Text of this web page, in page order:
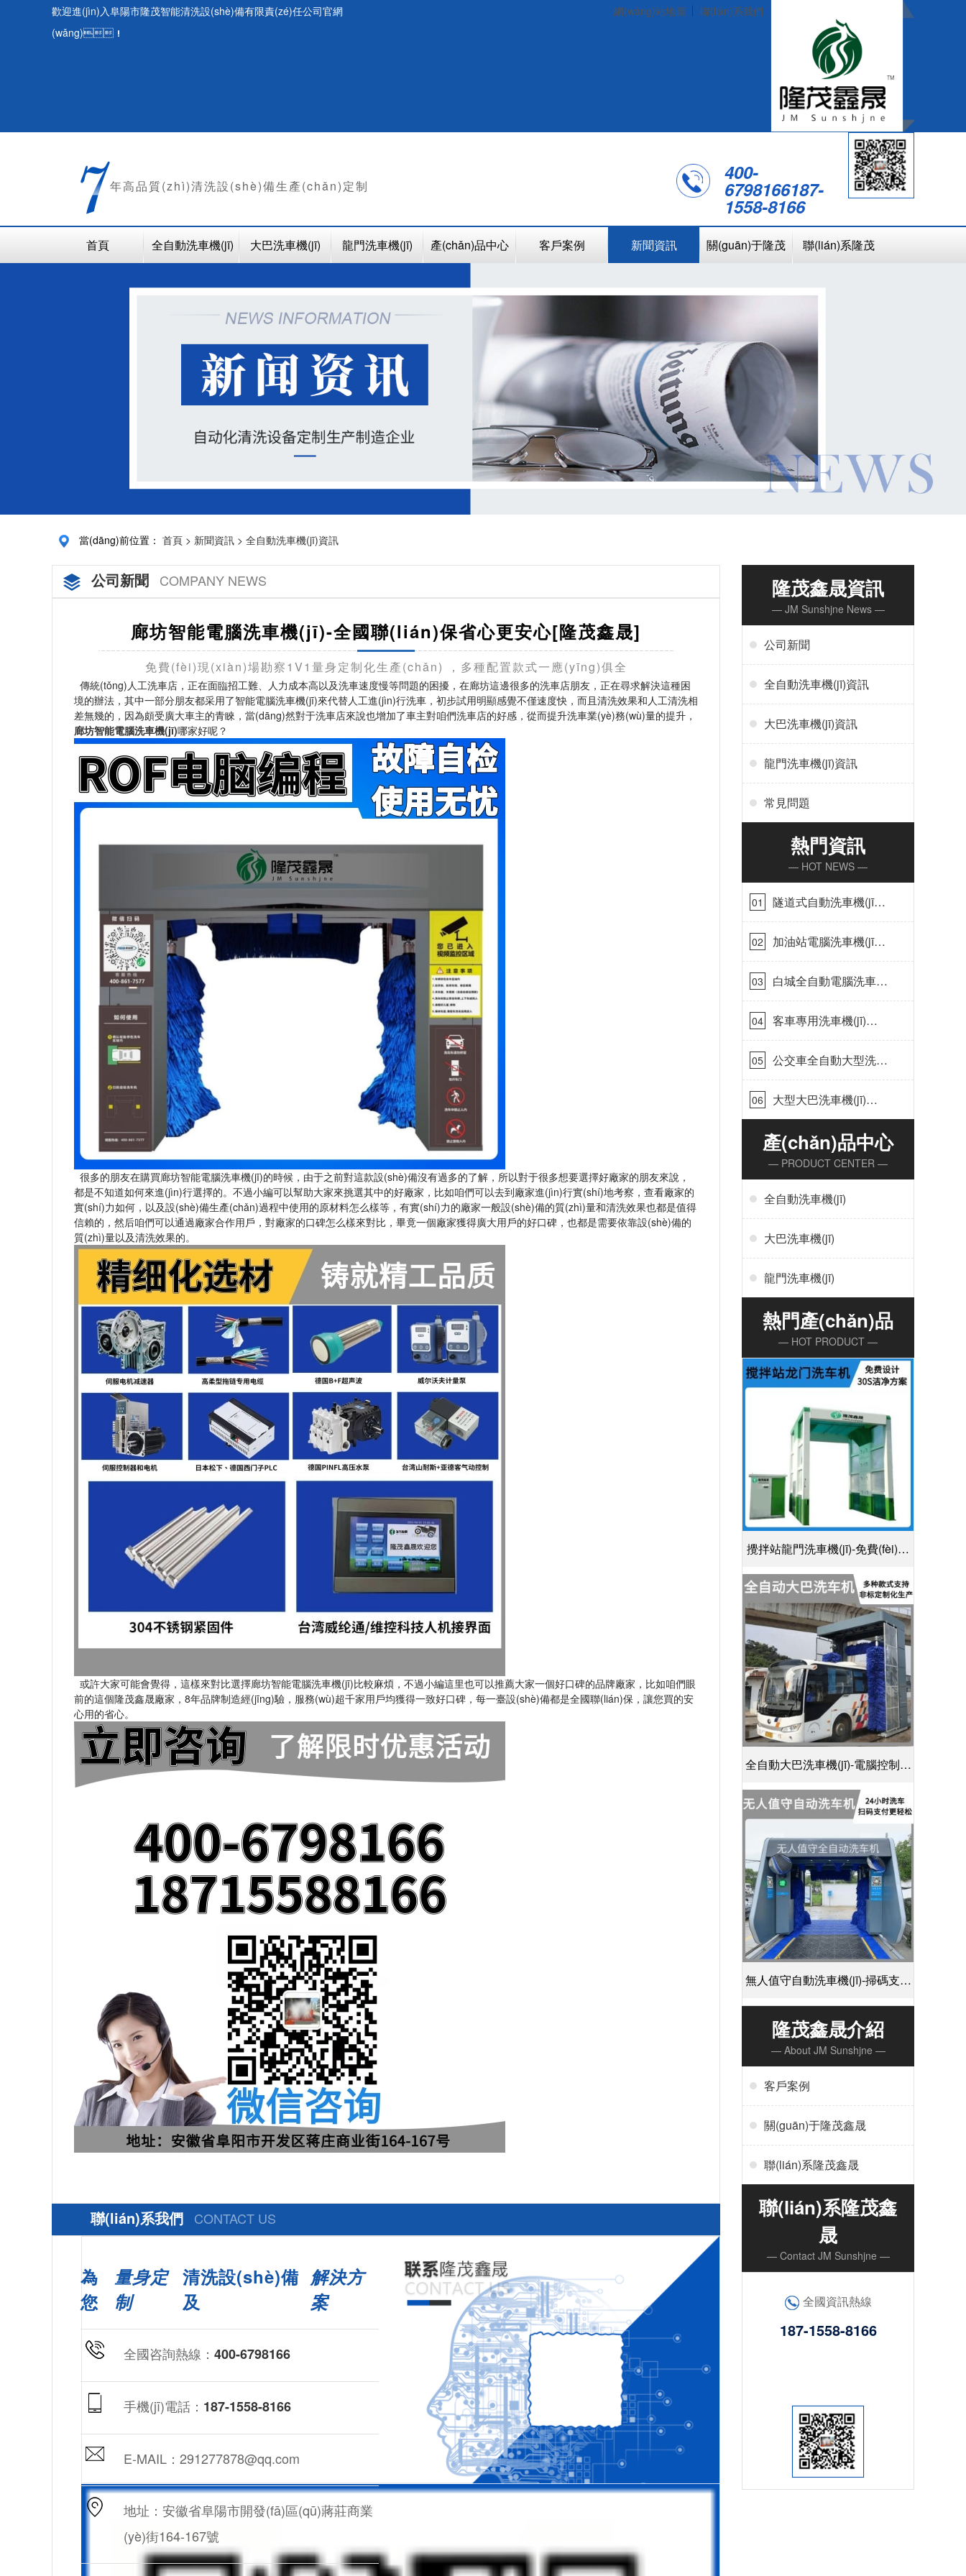
歡迎進(jìn)入阜陽市隆茂智能清洗設(shè)備有限責(zé)任公司官網
(wǎng)！
網(wǎng)站地圖 聯(lián)系我們
年高品質(zhì)清洗設(shè)備生產(chǎn)定制
400-
6798166187-
1558-8166
首頁 全自動洗車機(jī) 大巴洗車機(jī) 龍門洗車機(jī) 產(chǎn)品中心 客戶案例 新聞資訊 關(guān)于隆茂 聯(lián)系隆茂
當(dāng)前位置： 首頁 > 新聞資訊 > 全自動洗車機(jī)資訊
公司新聞 COMPANY NEWS
廊坊智能電腦洗車機(jī)-全國聯(lián)保省心更安心[隆茂鑫晟]
免費(fèi)現(xiàn)場勘察1V1量身定制化生產(chǎn)，多種配置款式一應(yīng)俱全
傳統(tǒng)人工洗車店，正在面臨招工難、人力成本高以及洗車速度慢等問題的困擾，在廊坊這邊很多的洗車店朋友，正在尋求解決這種困
境的辦法，其中一部分朋友都采用了智能電腦洗車機(jī)來代替人工進(jìn)行洗車，初步試用明顯感覺不僅速度快，而且清洗效果和人工清洗相
差無幾的，因為頗受廣大車主的青睞，當(dāng)然對于洗車店來說也增加了車主對咱們洗車店的好感，從而提升洗車業(yè)務(wù)量的提升，
廊坊智能電腦洗車機(jī)哪家好呢？
很多的朋友在購買廊坊智能電腦洗車機(jī)的時候，由于之前對這款設(shè)備沒有過多的了解，所以對于很多想要選擇好廠家的朋友來說，
都是不知道如何來進(jìn)行選擇的。不過小編可以幫助大家來挑選其中的好廠家，比如咱們可以去到廠家進(jìn)行實(shí)地考察，查看廠家的
實(shí)力如何，以及設(shè)備生產(chǎn)過程中使用的原材料怎么樣等，有實(shí)力的廠家一般設(shè)備的質(zhì)量和清洗效果也都是值得
信賴的，然后咱們可以通過廠家合作用戶，對廠家的口碑怎么樣來對比，畢竟一個廠家獲得廣大用戶的好口碑，也都是需要依靠設(shè)備的
質(zhì)量以及清洗效果的。
或許大家可能會覺得，這樣來對比選擇廊坊智能電腦洗車機(jī)比較麻煩，不過小編這里也可以推薦大家一個好口碑的品牌廠家，比如咱們眼
前的這個隆茂鑫晟廠家，8年品牌制造經(jīng)驗，服務(wù)超千家用戶均獲得一致好口碑，每一臺設(shè)備都是全國聯(lián)保，讓您買的安
心用的省心。
聯(lián)系我們 CONTACT US
為
您
量身定
制
清洗設(shè)備
及
解決方
案
全國咨詢熱線： 400-6798166
手機(jī)電話： 187-1558-8166
E-MAIL：291277878@qq.com
地址：安徽省阜陽市開發(fā)區(qū)蔣莊商業
(yè)街164-167號
隆茂鑫晟資訊
— JM Sunshjne News —
公司新聞
全自動洗車機(jī)資訊
大巴洗車機(jī)資訊
龍門洗車機(jī)資訊
常見問題
熱門資訊
— HOT NEWS —
01
隧道式自動洗車機(jī)
在哪里購買[隆茂鑫晟]
02
加油站電腦洗車機(jī)
價格怎么樣[隆茂鑫晟]
03
白城全自動電腦洗車機
(jī)-ADV防凍冬季正常
使用[隆茂鑫晟]
04
客車專用洗車機(jī)哪
家的好[隆茂鑫晟]
05
公交車全自動大型洗車
機(jī)什么價錢[隆茂鑫
晟]
06
大型大巴洗車機(jī)價
錢怎么樣[隆茂鑫晟]
產(chǎn)品中心
— PRODUCT CENTER —
全自動洗車機(jī)
大巴洗車機(jī)
龍門洗車機(jī)
熱門產(chǎn)品
— HOT PRODUCT —
攪拌站龍門洗車機(jī)-免費(fèi)設
(shè)計30S潔凈方案[隆茂鑫晟]
全自動大巴洗車機(jī)-電腦控制一
鍵啟動清洗[隆茂鑫晟]
無人值守自動洗車機(jī)-掃碼支付
24小時不停機(jī)洗車[隆茂鑫晟]
隆茂鑫晟介紹
— About JM Sunshjne —
客戶案例
關(guān)于隆茂鑫晟
聯(lián)系隆茂鑫晟
聯(lián)系隆茂鑫
晟
— Contact JM Sunshjne —
全國資訊熱線
187-1558-8166